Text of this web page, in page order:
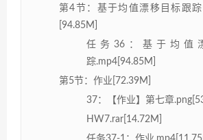
第4节：基于均值漂移目标跟
[94.85M]
任务36：基于均值
踪.mp4[94.85M]
第5节：作业[72.39M]
37：【作业】第七章
HW7.rar[14.72M]